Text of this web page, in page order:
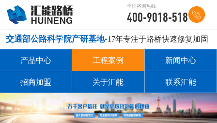
全国咨询热线
400-9018-518
交通部公路科学院产研基地-17年专注于路桥快速修复加固
产品中心 工程案例 新闻中心
招商加盟 关于汇能 联系汇能